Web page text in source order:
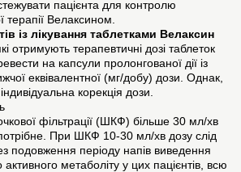
пацієнта для контролю
терапії Велаксином.
із лікування таблетками Велаксин
отримують терапевтичні дозі таблеток
на капсули пролонгованої дії із
еквівалентної (мг/добу) дози. Однак,
корекція дози.
фільтрації (ШКФ) більше 30 мл/хв
При ШКФ 10-30 мл/хв дозу слід
подовження періоду напів виведення
метаболіту у цих пацієнтів, всю